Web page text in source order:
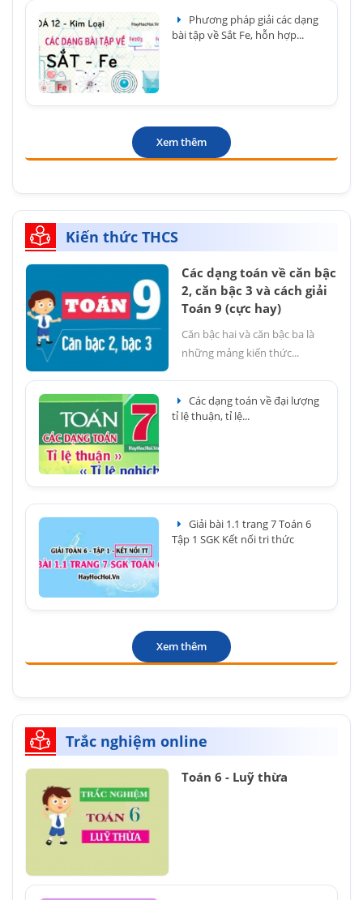
Phương pháp giải các dạng
bài tập về Sắt Fe, hỗn hợp...
Xem thêm
Kiến thức THCS
Các dạng toán về căn bậc
2, căn bậc 3 và cách giải
Toán 9 (cực hay)
Căn bậc hai và căn bậc ba là
những mảng kiến thức...
Các dạng toán về đại lượng
tỉ lệ thuận, tỉ lệ...
Giải bài 1.1 trang 7 Toán 6
Tập 1 SGK Kết nối tri thức
Xem thêm
Trắc nghiệm online
Toán 6 - Luỹ thừa